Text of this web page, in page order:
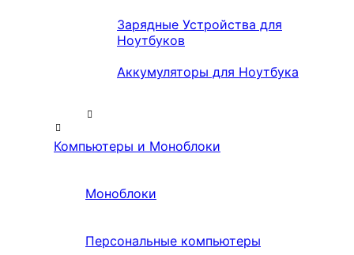
Зарядные Устройства для
Ноутбуков
Аккумуляторы для Ноутбука
Компьютеры и Моноблоки
Моноблоки
Персональные компьютеры